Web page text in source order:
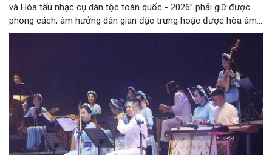
và Hòa tấu nhạc cụ dân tộc toàn quốc - 2026” phải giữ được
phong cách, âm hưởng dân gian đặc trưng hoặc được hòa âm,
phối khí mới trên nền tảng làn điệu âm nhạc truyền thống Việt
Nam, đồng thời phải được trình diễn trực tiếp bằng nhạc cụ dân